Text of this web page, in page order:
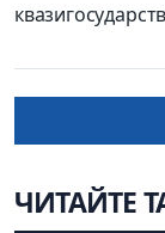
ЧИТАЙТЕ